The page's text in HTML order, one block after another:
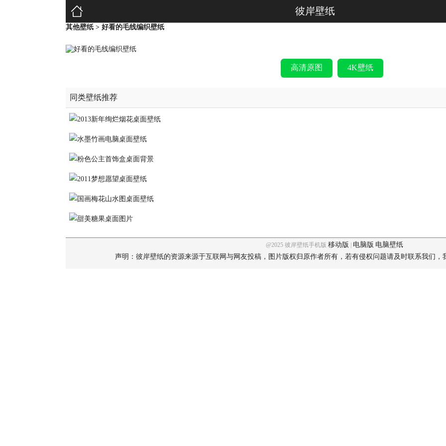
彼岸壁纸
其他壁纸 > 好看的毛线编织壁纸
高清原图 4K壁纸
同类壁纸推荐
@2025 彼岸壁纸手机版 移动版 电脑版 电脑壁纸
声明：彼岸壁纸的资源来源于互联网与网友投稿，图片版权归原作者所有，若有侵权问题请及时联系我们